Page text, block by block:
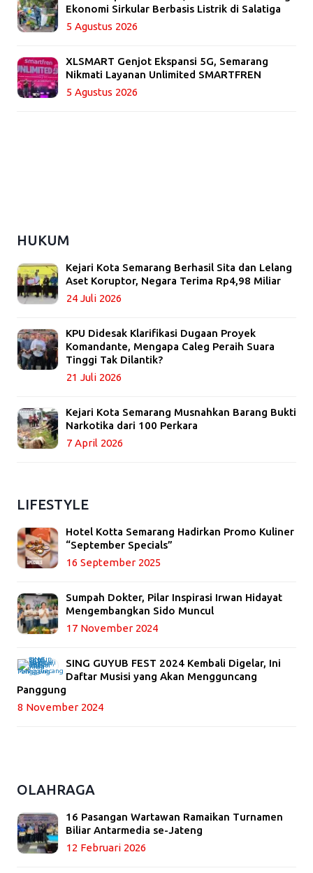
Ekonomi Sirkular Berbasis Listrik di Salatiga
5 Agustus 2026
XLSMART Genjot Ekspansi 5G, Semarang
Nikmati Layanan Unlimited SMARTFREN
5 Agustus 2026
HUKUM
Kejari Kota Semarang Berhasil Sita dan Lelang
Aset Koruptor, Negara Terima Rp4,98 Miliar
24 Juli 2026
KPU Didesak Klarifikasi Dugaan Proyek
Komandante, Mengapa Caleg Peraih Suara
Tinggi Tak Dilantik?
21 Juli 2026
Kejari Kota Semarang Musnahkan Barang Bukti
Narkotika dari 100 Perkara
7 April 2026
LIFESTYLE
Hotel Kotta Semarang Hadirkan Promo Kuliner
“September Specials”
16 September 2025
Sumpah Dokter, Pilar Inspirasi Irwan Hidayat
Mengembangkan Sido Muncul
17 November 2024
SING GUYUB FEST 2024 Kembali Digelar, Ini
Daftar Musisi yang Akan Mengguncang
Panggung
8 November 2024
OLAHRAGA
16 Pasangan Wartawan Ramaikan Turnamen
Biliar Antarmedia se-Jateng
12 Februari 2026